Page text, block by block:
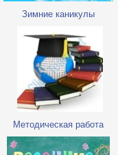
Зимние каникулы
Методическая работа